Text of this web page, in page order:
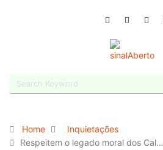
Home
Inquietações
Respeitem o legado moral dos Cal…